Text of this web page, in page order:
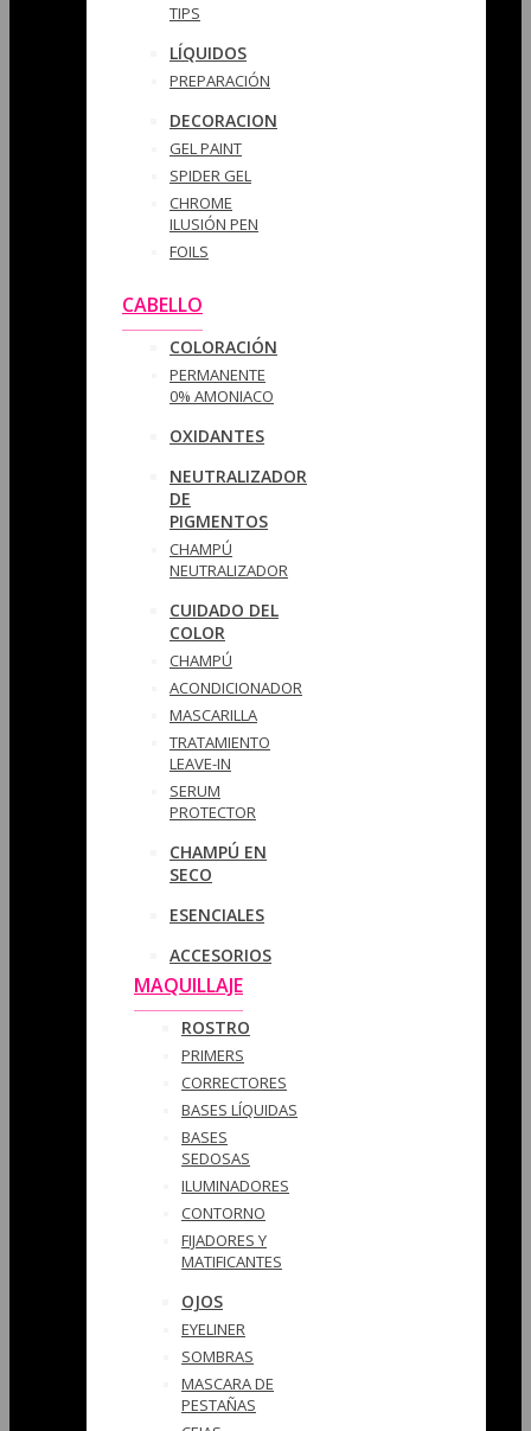
TIPS
LÍQUIDOS
PREPARACIÓN
DECORACION
GEL PAINT
SPIDER GEL
CHROME
ILUSIÓN PEN
FOILS
CABELLO
COLORACIÓN
PERMANENTE
0% AMONIACO
OXIDANTES
NEUTRALIZADOR
DE
PIGMENTOS
CHAMPÚ
NEUTRALIZADOR
CUIDADO DEL
COLOR
CHAMPÚ
ACONDICIONADOR
MASCARILLA
TRATAMIENTO
LEAVE-IN
SERUM
PROTECTOR
CHAMPÚ EN
SECO
ESENCIALES
ACCESORIOS
MAQUILLAJE
ROSTRO
PRIMERS
CORRECTORES
BASES LÍQUIDAS
BASES
SEDOSAS
ILUMINADORES
CONTORNO
FIJADORES Y
MATIFICANTES
OJOS
EYELINER
SOMBRAS
MASCARA DE
PESTAÑAS